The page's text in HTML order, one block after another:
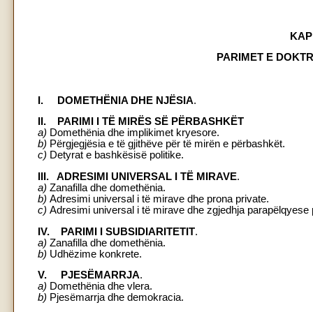
PARIMET E
I. DOMETHËNIA DHE NJËSIA.
II. PARIMI I TË MIRËS SË PËRBASHKËT
a) Domethënia dhe implikimet kryesore.
b) Përgjegjësia e të gjithëve për të mirën e përbashkët.
c) Detyrat e bashkësisë politike.
III. ADRESIMI UNIVERSAL I TË MIRAVE.
a) Zanafilla dhe domethënia.
b) Adresimi universal i të mirave dhe prona private.
c) Adresimi universal i të mirave dhe zgjedhja parapëlqyese
IV. PARIMI I SUBSIDIARITETIT.
a) Zanafilla dhe domethënia.
b) Udhëzime konkrete.
V. PJESËMARRJA.
a) Domethënia dhe vlera.
b) Pjesëmarrja dhe demokracia.